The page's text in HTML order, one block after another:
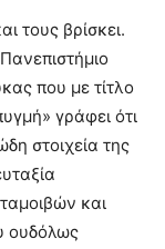
τους βρίσκει.
που με τίτλο
γράφει ότι
στοιχεία της
και
ουδόλως